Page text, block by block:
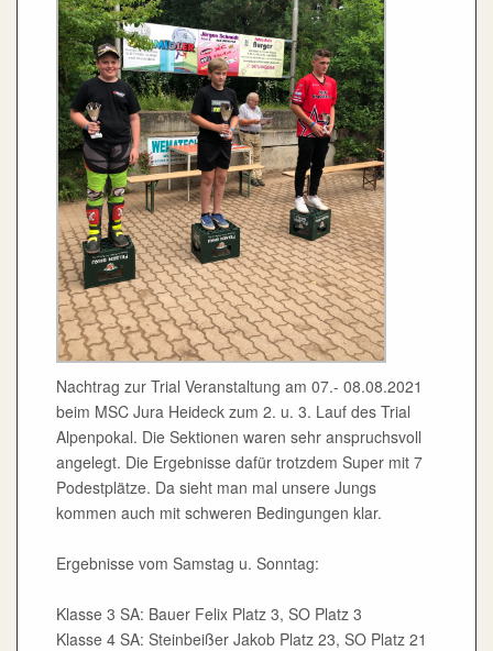
Nachtrag zur Trial Veranstaltung am 07.- 08.08.2021
beim MSC Jura Heideck zum 2. u. 3. Lauf des Trial
Alpenpokal. Die Sektionen waren sehr anspruchsvoll
angelegt. Die Ergebnisse dafür trotzdem Super mit 7
Podestplätze. Da sieht man mal unsere Jungs
kommen auch mit schweren Bedingungen klar.
Ergebnisse vom Samstag u. Sonntag:
Klasse 3 SA: Bauer Felix Platz 3, SO Platz 3
Klasse 4 SA: Steinbeißer Jakob Platz 23, SO Platz 21